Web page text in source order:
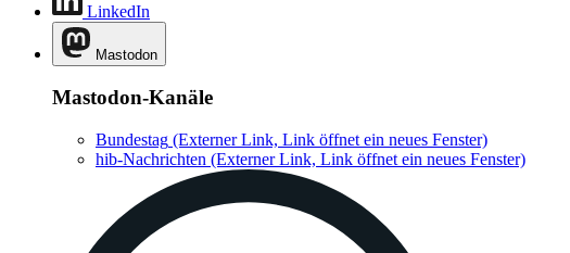
LinkedIn
Mastodon
Mastodon-Kanäle
Bundestag (Externer Link, Link öffnet ein neues Fenster)
hib-Nachrichten (Externer Link, Link öffnet ein neues Fenster)